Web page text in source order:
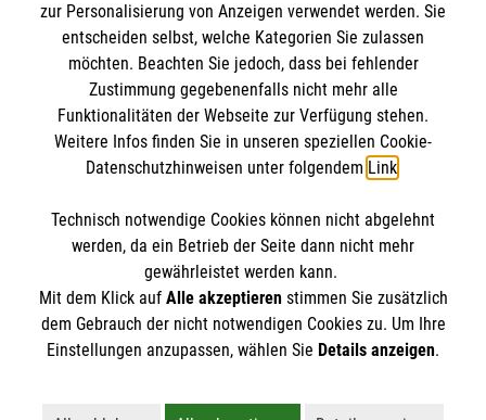
Newsletter abonnieren
Cookies verwalten|AGB|Impressum|Datenschutz
Barrierefreiheit |Kontakt| Sharepoint|Mediathek
zur Personalisierung von Anzeigen verwendet werden. Sie
entscheiden selbst, welche Kategorien Sie zulassen
möchten. Beachten Sie jedoch, dass bei fehlender
Zustimmung gegebenenfalls nicht mehr alle
Funktionalitäten der Webseite zur Verfügung stehen.
Weitere Infos finden Sie in unseren speziellen Cookie-
Datenschutzhinweisen unter folgendem Link.
Technisch notwendige Cookies können nicht abgelehnt
werden, da ein Betrieb der Seite dann nicht mehr
gewährleistet werden kann.
Mit dem Klick auf Alle akzeptierenstimmen Sie zusätzlich
dem Gebrauch der nicht notwendigen Cookies zu. Um Ihre
Einstellungen anzupassen, wählen Sie Details anzeigen.